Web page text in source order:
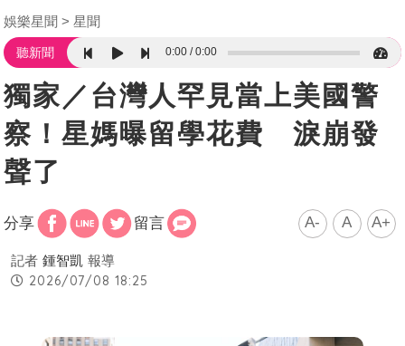
娛樂星聞 星聞
聽新聞 0:00 0:00
獨家／台灣人罕見當上美國警
察！星媽曝留學花費 淚崩發
聲了
分享 留言 A- A A+
記者 鍾智凱 報導
2026/07/08 18:25